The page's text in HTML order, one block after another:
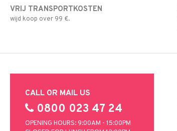
VRIJ TRANSPORTKOSTEN
wijd koop over 99 €.
CALL OR MAIL US
0800 023 47 24
OPENING HOURS: 9:00AM - 15:00PM